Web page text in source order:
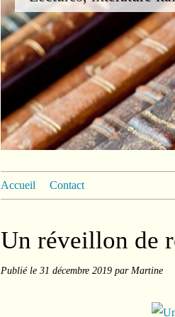
Accueil Contact
Un réveillon de
Publié le 31 décembre 2019 par Martine